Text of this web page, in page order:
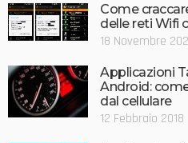
Come
delle reti Wifi
18 Novembre
Applicazioni
Android:
dal cellulare
12 Febbraio 2018